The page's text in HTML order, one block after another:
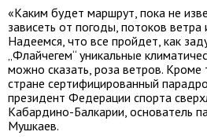
«Каким будет маршрут, пока не
зависеть от погоды, потоков ветра
Надеемся, что все пройдет, как
„Флайчегем“ уникальные
можно сказать, роза ветров.
стране сертифицированный
президент Федерации спорта
Кабардино-Балкарии, основатель
Мушкаев.